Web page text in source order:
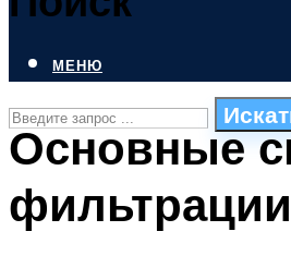
ПЛАВАНЬЕ ДЛЯ ДЕТЕЙ
МЕНЮ
Основные